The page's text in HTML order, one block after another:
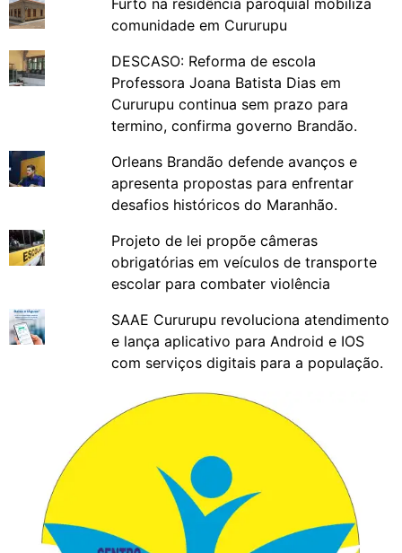
comunidade em Cururupu
DESCASO: Reforma de escola
Professora Joana Batista Dias em
Cururupu continua sem prazo para
termino, confirma governo Brandão.
Orleans Brandão defende avanços e
apresenta propostas para enfrentar
desafios históricos do Maranhão.
Projeto de lei propõe câmeras
obrigatórias em veículos de transporte
escolar para combater violência
SAAE Cururupu revoluciona atendimento
e lança aplicativo para Android e IOS
com serviços digitais para a população.